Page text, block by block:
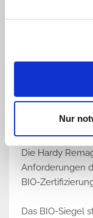
Nur
Bio-
Die Hardy
Anforderungen
BIO-
Das BIO-Siegel